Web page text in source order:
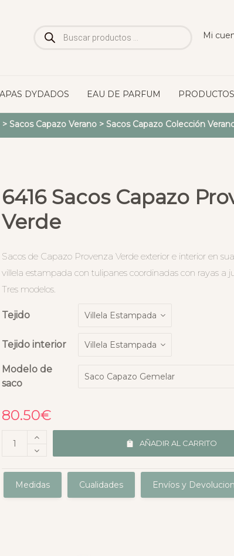
de
productos
Mi
DYDADOS EAU DE PARFUM PRODUCTOS
> Sacos Capazo Verano> Sacos Capazo Colección
6416 Sacos Capazo
Verde
Sacos de Capazo Provenza Verde exterior e interior en
villela estampada con tulipanes coordinadas con rayas a
Tres modelos.
Tejido
Tejido interior
Modelo de
saco
80.50€
AÑADIR AL CARRITO
Medidas Cualidades Envíos y